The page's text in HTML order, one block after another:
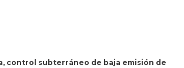
control subterráneo de baja emisión de